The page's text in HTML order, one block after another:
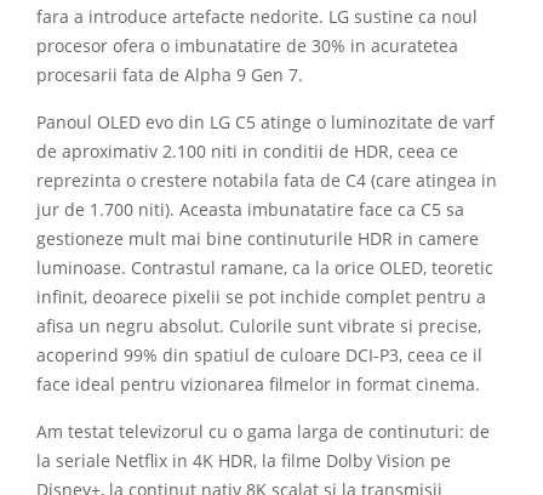
fara a introduce artefacte nedorite. LG sustine ca noul
procesor ofera o imbunatatire de 30% in acuratetea
procesarii fata de Alpha 9 Gen 7.
Panoul OLED evo din LG C5 atinge o luminozitate de varf
de aproximativ 2.100 niti in conditii de HDR, ceea ce
reprezinta o crestere notabila fata de C4 (care atingea in
jur de 1.700 niti). Aceasta imbunatatire face ca C5 sa
gestioneze mult mai bine continuturile HDR in camere
luminoase. Contrastul ramane, ca la orice OLED, teoretic
infinit, deoarece pixelii se pot inchide complet pentru a
afisa un negru absolut. Culorile sunt vibrate si precise,
acoperind 99% din spatiul de culoare DCI-P3, ceea ce il
face ideal pentru vizionarea filmelor in format cinema.
Am testat televizorul cu o gama larga de continuturi: de
la seriale Netflix in 4K HDR, la filme Dolby Vision pe
Disney+, la continut nativ 8K scalat si la transmisii